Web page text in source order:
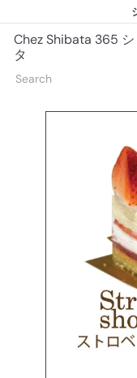
to
content
Chez Shibata 365
タ
Search